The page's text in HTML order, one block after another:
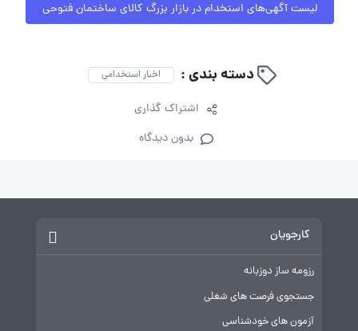
لیست آگهی‌های استخدام در بازار بزرگ کالای ساختمان فتوحی
دسته بندی : اخبار استخدامی
اشتراک گذاری
بدون دیدگاه
کارجویان
رزومه ساز دوزبانه
جستجوی فرصت های شغلی
آزمون های خودشناسی